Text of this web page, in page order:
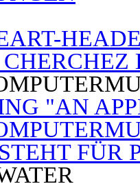
"AN
FÜR